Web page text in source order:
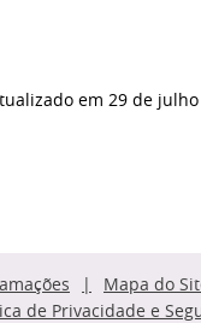
em 29 de
Mapa do
de Privacidade e